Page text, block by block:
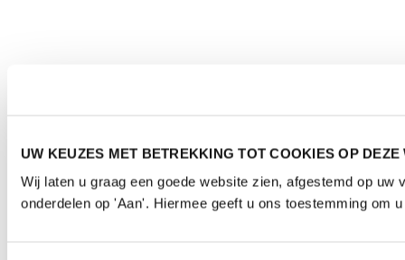
UW KEUZES MET BETREKKING TOT COOKIES OP DEZE
Wij laten u graag een goede website zien, afgestemd op
onderdelen op 'Aan'. Hiermee geeft u ons toestemming om